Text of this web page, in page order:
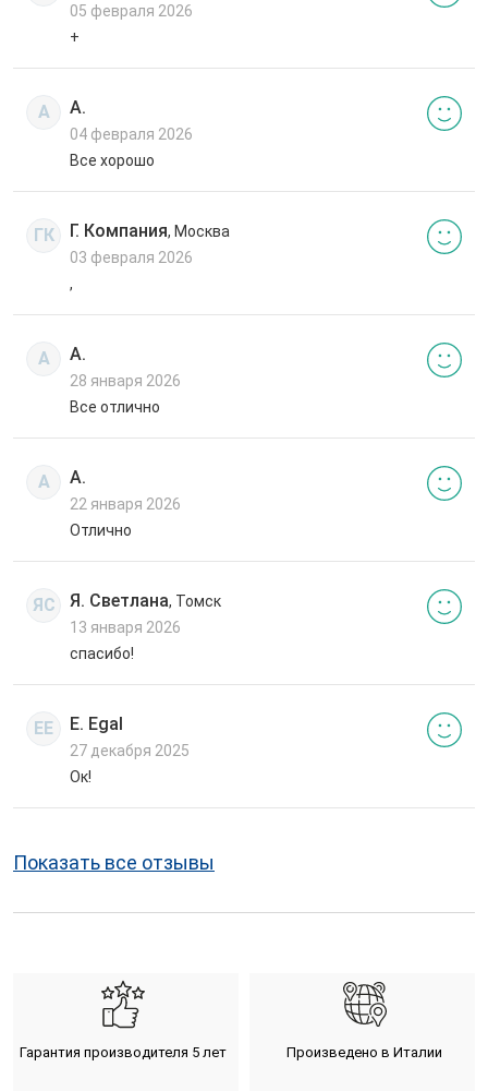
05 февраля 2026
+
А А.
04 февраля 2026
Все хорошо
ГК Г. Компания, Москва
03 февраля 2026
,
А А.
28 января 2026
Все отлично
А А.
22 января 2026
Отлично
ЯС Я. Светлана, Томск
13 января 2026
спасибо!
EE E. Egal
27 декабря 2025
Ок!
Показать все отзывы
Гарантия производителя 5 лет Произведено в Италии